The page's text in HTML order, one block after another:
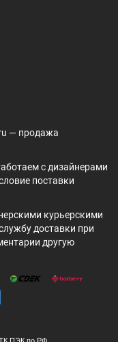
— продажа
с дизайнерами
поставки
курьерскими
доставки при
другую